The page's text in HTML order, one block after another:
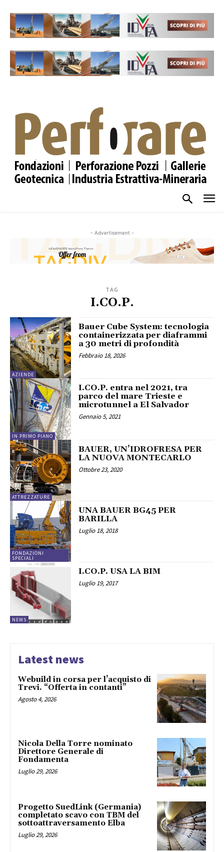
- Advertisement -
TAG
I.CO.P.
AZIENDE
Bauer Cube System: tecnologia
containerizzata per diaframmi
a 30 metri di profondità
Febbraio 18, 2026
IN PRIMO PIANO
I.CO.P. entra nel 2021, tra
parco del mare Trieste e
microtunnel a El Salvador
Gennaio 5, 2021
ATTREZZATURE
BAUER, UN’IDROFRESA PER
LA NUOVA MONTECARLO
Ottobre 23, 2020
FONDAZIONI
SPECIALI
UNA BAUER BG45 PER
BARILLA
Luglio 18, 2018
NEWS
I.CO.P. USA LA BIM
Luglio 19, 2017
Latest news
Webuild in corsa per l’acquisto di
Trevi. “Offerta in contanti”
Agosto 4, 2026
Nicola Della Torre nominato
Direttore Generale di
Fondamenta
Luglio 29, 2026
Progetto SuedLink (Germania)
completato scavo con TBM del
sottoattraversamento Elba
Luglio 29, 2026